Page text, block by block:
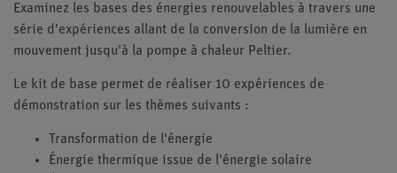
Examinez les bases des énergies renouvelables à travers une
série d'expériences allant de la conversion de la lumière en
mouvement jusqu'à la pompe à chaleur Peltier.
Le kit de base permet de réaliser 10 expériences de
démonstration sur les thèmes suivants :
Transformation de l'énergie
Énergie thermique issue de l'énergie solaire